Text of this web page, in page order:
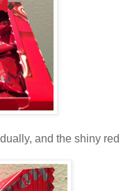
and the shiny red